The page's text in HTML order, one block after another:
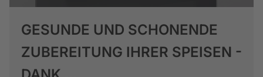
GESUNDE UND SCHONENDE
ZUBEREITUNG IHRER SPEISEN -